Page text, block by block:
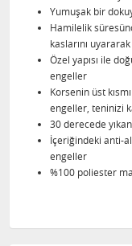
Yumuşak bir
Hamilelik
kaslarını
Özel yapısı ile
engeller
Korsenin üst
engeller, teninizi
30 derecede
İçeriğindeki anti-
engeller
%100 poliester